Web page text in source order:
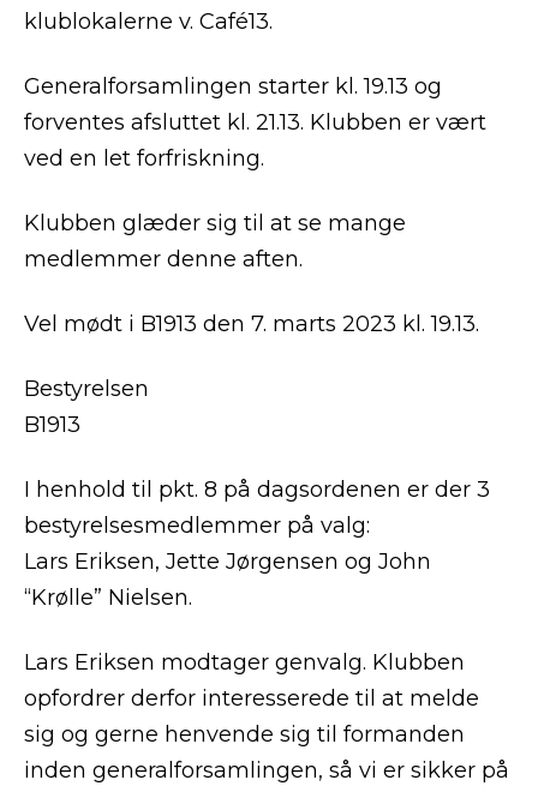
klublokalerne v. Café13.
Generalforsamlingen starter kl. 19.13 og
forventes afsluttet kl. 21.13. Klubben er vært
ved en let forfriskning.
Klubben glæder sig til at se mange
medlemmer denne aften.
Vel mødt i B1913 den 7. marts 2023 kl. 19.13.
Bestyrelsen
B1913
I henhold til pkt. 8 på dagsordenen er der 3
bestyrelsesmedlemmer på valg:
Lars Eriksen, Jette Jørgensen og John
“Krølle” Nielsen.
Lars Eriksen modtager genvalg. Klubben
opfordrer derfor interesserede til at melde
sig og gerne henvende sig til formanden
inden generalforsamlingen, så vi er sikker på